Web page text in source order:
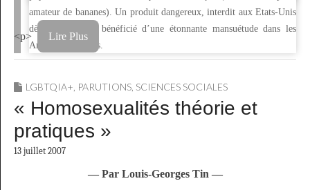
amateur de bananes). Un produit dangereux, interdit aux Etats-Unis
dès 1976, qui a bénéficié d’une étonnante mansuétude dans les
Antilles françaises.
<p> Lire Plus
LGBTQIA+ PARUTIONS SCIENCES SOCIALES
« Homosexualités théorie et
pratiques »
13 juillet 2007
— Par Louis-Georges Tin —